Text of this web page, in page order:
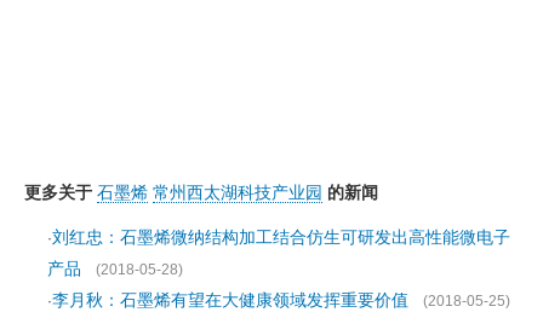
更多关于 石墨烯 常州西太湖科技产业园 的新闻
·刘红忠：石墨烯微纳结构加工结合仿生可研发出高性能微电子
产品
(2018-05-28)
·李月秋：石墨烯有望在大健康领域发挥重要价值 (2018-05-25)